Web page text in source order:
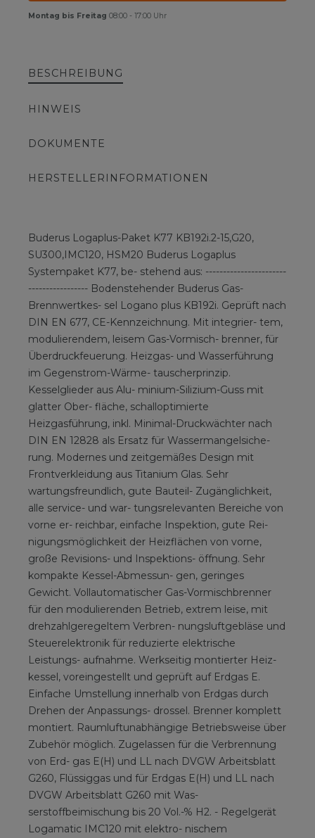
Montag bis Freitag 08:00 - 17:00 Uhr
BESCHREIBUNG
HINWEIS
DOKUMENTE
HERSTELLERINFORMATIONEN
Buderus Logaplus-Paket K77 KB192i.2-15,G20,
SU300,IMC120, HSM20 Buderus Logaplus
Systempaket K77, be- stehend aus: -----------------------
----------------- Bodenstehender Buderus Gas-
Brennwertkes- sel Logano plus KB192i. Geprüft nach
DIN EN 677, CE-Kennzeichnung. Mit integrier- tem,
modulierendem, leisem Gas-Vormisch- brenner, für
Überdruckfeuerung. Heizgas- und Wasserführung
im Gegenstrom-Wärme- tauscherprinzip.
Kesselglieder aus Alu- minium-Silizium-Guss mit
glatter Ober- fläche, schalloptimierte
Heizgasführung, inkl. Minimal-Druckwächter nach
DIN EN 12828 als Ersatz für Wassermangelsiche-
rung. Modernes und zeitgemäßes Design mit
Frontverkleidung aus Titanium Glas. Sehr
wartungsfreundlich, gute Bauteil- Zugänglichkeit,
alle service- und war- tungsrelevanten Bereiche von
vorne er- reichbar, einfache Inspektion, gute Rei-
nigungsmöglichkeit der Heizflächen von vorne,
große Revisions- und Inspektions- öffnung. Sehr
kompakte Kessel-Abmessun- gen, geringes
Gewicht. Vollautomatischer Gas-Vormischbrenner
für den modulierenden Betrieb, extrem leise, mit
drehzahlgeregeltem Verbren- nungsluftgebläse und
Steuerelektronik für reduzierte elektrische
Leistungs- aufnahme. Werkseitig montierter Heiz-
kessel, voreingestellt und geprüft auf Erdgas E.
Einfache Umstellung innerhalb von Erdgas durch
Drehen der Anpassungs- drossel. Brenner komplett
montiert. Raumluftunabhängige Betriebsweise über
Zubehör möglich. Zugelassen für die Verbrennung
von Erd- gas E(H) und LL nach DVGW Arbeitsblatt
G260, Flüssiggas und für Erdgas E(H) und LL nach
DVGW Arbeitsblatt G260 mit Was-
serstoffbeimischung bis 20 Vol.-% H2. - Regelgerät
Logamatic IMC120 mit elektro- nischem